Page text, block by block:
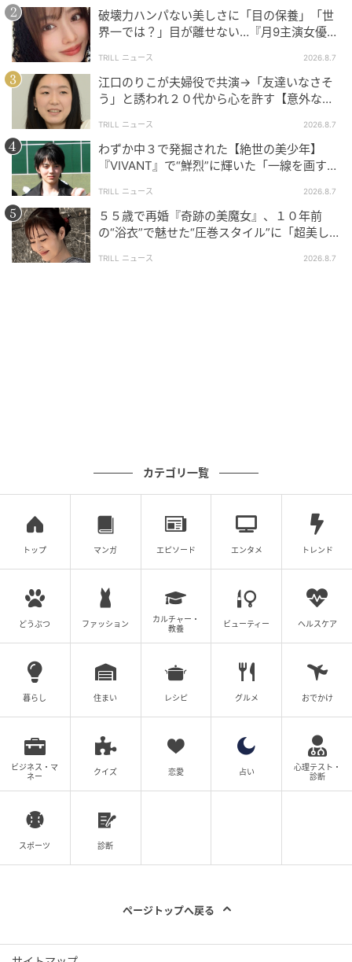
破壊力ハンパない美しさに「目の保養」「世
界一では？」目が離せない…『月9主演女優
TRILL ニュース 2026.8.7
江口のりこが夫婦役で共演→「友達いなさそ
う」と誘われ２０代から心を許す【意外な親
TRILL ニュース 2026.8.7
わずか中３で発掘された【絶世の美少年】
『VIVANT』で“鮮烈”に輝いた「一線を画す」
TRILL ニュース 2026.8.7
５５歳で再婚『奇跡の美魔女』、１０年前
の“浴衣”で魅せた“圧巻スタイル”に「超美し
TRILL ニュース 2026.8.7
カテゴリ一覧
トップ マンガ エピソード エンタメ トレンド
どうぶつ ファッション
カルチャー・
教養
ビューティー ヘルスケア
暮らし 住まい レシピ グルメ おでかけ
ビジネス・マ
ネー
クイズ 恋愛 占い
心理テスト・
診断
スポーツ 診断
ページトップへ戻る